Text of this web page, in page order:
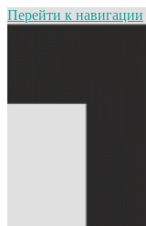
Перейти к навигации